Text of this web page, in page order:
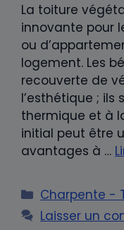
La toiture
innovante pour
ou
logement. Les
recouverte de
l’esthétique ; ils
thermique et à
initial peut être
avantages à …
Catégories
Charpente -
Laisser un